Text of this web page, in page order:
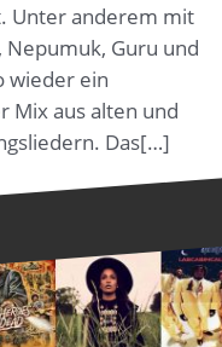
Unter anderem mit
Nepumuk, Guru und
wieder ein
Mix aus alten und
Das[…]